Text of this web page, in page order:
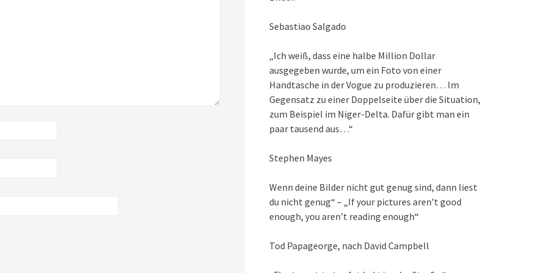
Sebastiao Salgado
„Ich weiß, dass eine halbe Million Dollar
ausgegeben wurde, um ein Foto von einer
Handtasche in der Vogue zu produzieren… Im
Gegensatz zu einer Doppelseite über die Situation,
zum Beispiel im Niger-Delta. Dafür gibt man ein
paar tausend aus…“
Stephen Mayes
Wenn deine Bilder nicht gut genug sind, dann liest
du nicht genug“ – „If your pictures aren’t good
enough, you aren’t reading enough“
Tod Papageorge, nach David Campbell